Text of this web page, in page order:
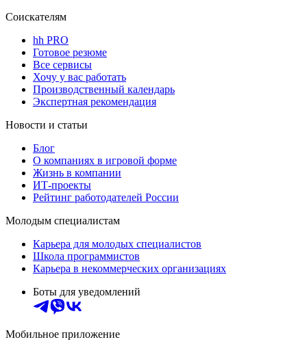
Соискателям
hh PRO
Готовое резюме
Все сервисы
Хочу у вас работать
Производственный календарь
Экспертная рекомендация
Новости и статьи
Блог
О компаниях в игровой форме
Жизнь в компании
ИТ-проекты
Рейтинг работодателей России
Молодым специалистам
Карьера для молодых специалистов
Школа программистов
Карьера в некоммерческих организациях
Боты для уведомлений
Мобильное приложение